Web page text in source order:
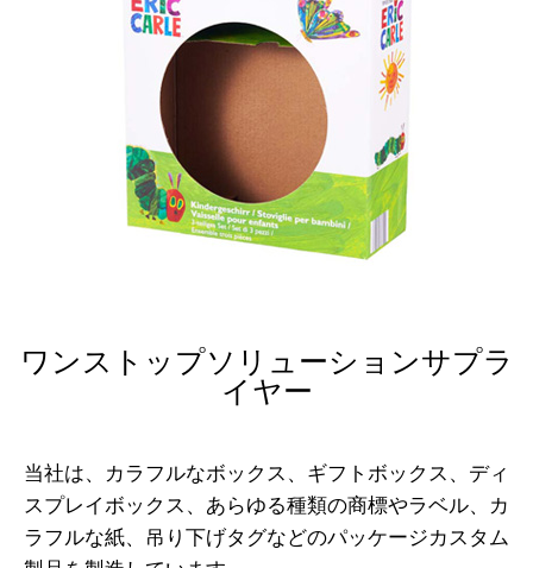
ワンストップソリューションサプラ
イヤー
当社は、カラフルなボックス、ギフトボックス、ディ
スプレイボックス、あらゆる種類の商標やラベル、カ
ラフルな紙、吊り下げタグなどのパッケージカスタム